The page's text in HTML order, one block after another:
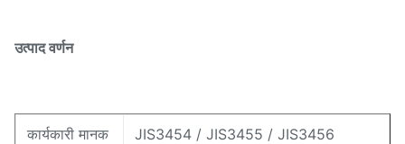
उत्पाद वर्णन
कार्यकारी मानक JIS3454 / JIS3455 / JIS3456